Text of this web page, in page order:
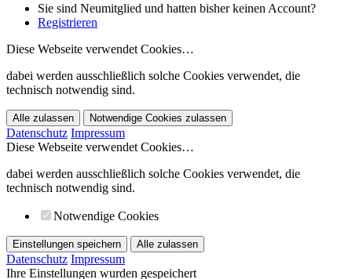
Sie sind Neumitglied und hatten bisher keinen Account?
Registrieren
Diese Webseite verwendet Cookies…
dabei werden ausschließlich solche Cookies verwendet, die
technisch notwendig sind.
Alle zulassen Notwendige Cookies zulassen
Datenschutz Impressum
Diese Webseite verwendet Cookies…
dabei werden ausschließlich solche Cookies verwendet, die
technisch notwendig sind.
Notwendige Cookies
Einstellungen speichern Alle zulassen
Datenschutz Impressum
Ihre Einstellungen wurden gespeichert